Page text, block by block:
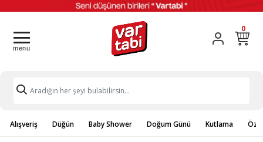
0
Alışveriş Düğün Baby Shower Doğum Günü Kutlama